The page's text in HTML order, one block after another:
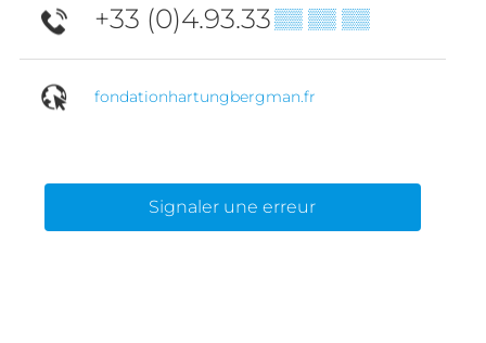
+33 (0)4.93.33▒▒ ▒▒ ▒▒
fondationhartungbergman.fr
Signaler une erreur